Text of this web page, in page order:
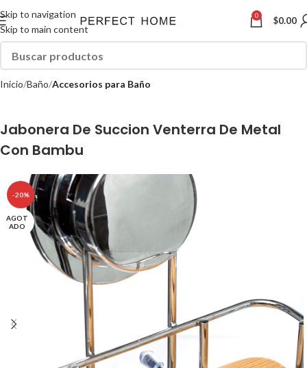
Skip to navigation
Skip to main content
0 $0.00
Inicio Baño Accesorios para Baño
Jabonera De Succion Venterra De Metal
Con Bambu
-20%
AGOT
ADO